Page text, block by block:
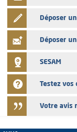
Déposer
Déposer
SESAM
Testez vos
Votre avis